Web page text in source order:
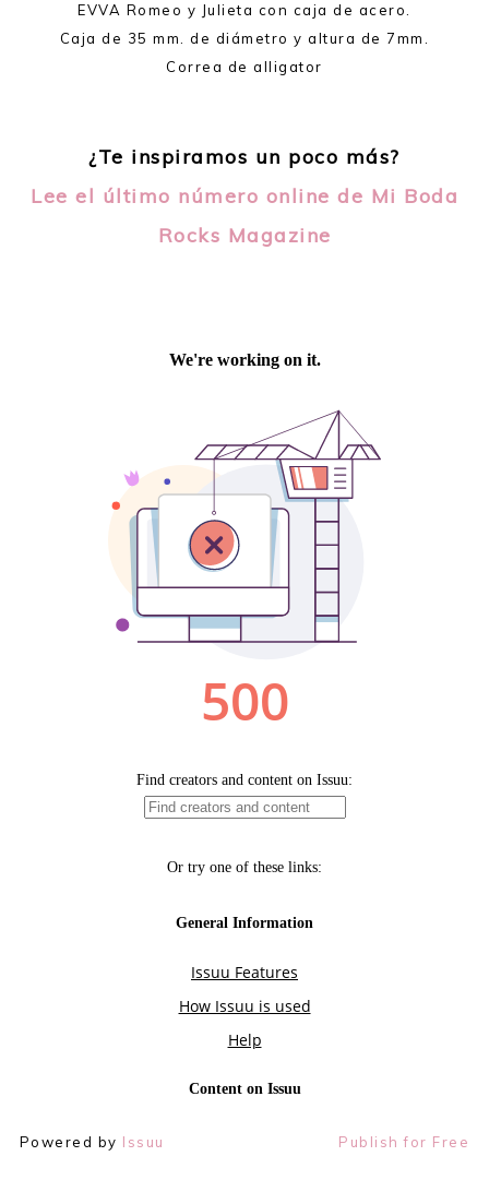
EVVA Romeo y Julieta con caja de acero.
Caja de 35 mm. de diámetro y altura de 7mm.
Correa de alligator
¿Te inspiramos un poco más?
Lee el último número online de Mi Boda
Rocks Magazine
Powered by Issuu Publish for Free